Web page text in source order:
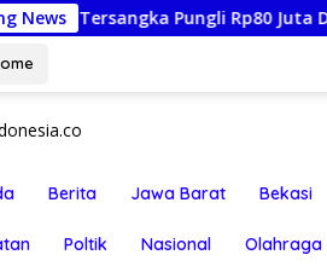
News
Rp80 Juta Diperiksa, Oknum G
Berita Jawa Barat Bekasi
Poltik Nasional Olahraga